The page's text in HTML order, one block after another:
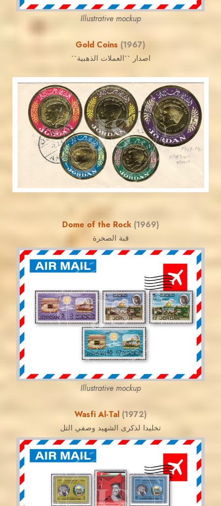
Illustrative mockup
Gold Coins (1967)
اصدار ``العملات الذهبية``
JS
JORDANSTAMPS.COM
EST. 2007
Dome of the Rock (1969)
قبة الصخرة
JS
JORDANSTAMPS.COM
EST. 2007
Illustrative mockup
Wasfi Al-Tal (1972)
تخليدا لذكرى الشهيد وصفي التل
JORDANSTAMPS.COM